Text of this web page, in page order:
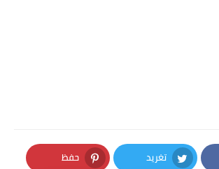
تغريد حفظ